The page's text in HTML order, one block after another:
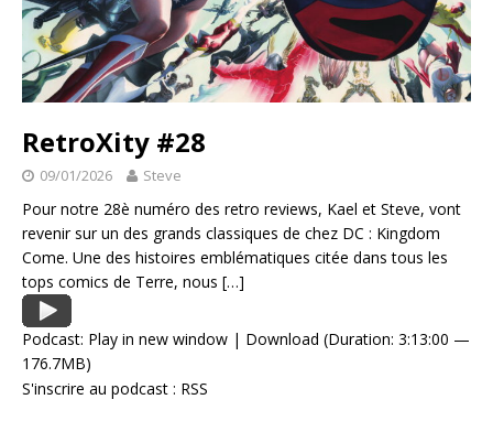
RetroXity #28
09/01/2026 Steve
Pour notre 28è numéro des retro reviews, Kael et Steve, vont
revenir sur un des grands classiques de chez DC : Kingdom
Come. Une des histoires emblématiques citée dans tous les
tops comics de Terre, nous […]
Podcast: Play in new window | Download (Duration: 3:13:00 —
176.7MB)
S'inscrire au podcast : RSS